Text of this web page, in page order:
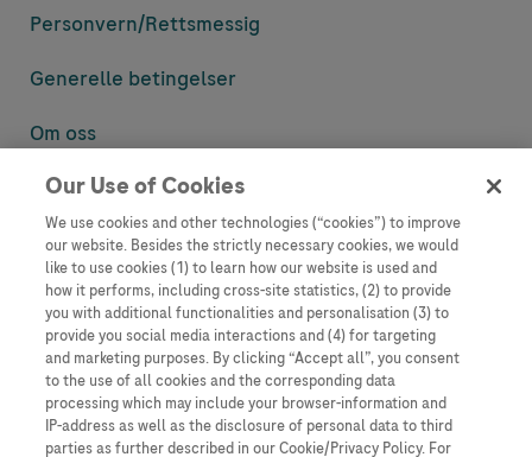
Personvern/Rettsmessig
Generelle betingelser
Om oss
Denne nettsiden inneholder informasjon som er målsatt til en stor
informasjon som ellers ikke er tilgjengelig eller gyldig i ditt land.
Vennligst vær oppmerksom på at vi ikke tar noe ansvar for tilgang til
informasjon som muligens ikke er i samsvar med noen gyldig juridisk
prosess, regulering, registrering eller bruk i bostedslandet ditt.
Roche har ikke alltid mulighet til å kvalitetssikre andres innlegg, men
vil fjerne villedende eller upassende innlegg så langt det lar seg gjøre.
Vi har ikke ansvar for innhold på eksterne nettsider som det lenkes til.
Kopiering av materiale fra dette nettstedet for bruk annet sted er ikke
tillatt uten avtale. Nettstedet selger plass til annonsører, og slikt
Our Use of Cookies
We use cookies and other technologies (“cookies”) to improve
our website. Besides the strictly necessary cookies, we would
like to use cookies (1) to learn how our website is used and
how it performs, including cross-site statistics, (2) to provide
you with additional functionalities and personalisation (3) to
provide you social media interactions and (4) for targeting
and marketing purposes. By clicking “Accept all”, you consent
to the use of all cookies and the corresponding data
processing which may include your browser-information and
IP-address as well as the disclosure of personal data to third
parties as further described in our Cookie/Privacy Policy. For